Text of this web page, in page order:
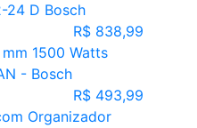
24 D Bosch
R$ 838,99
1500 Watts
- Bosch
R$ 493,99
Organizador